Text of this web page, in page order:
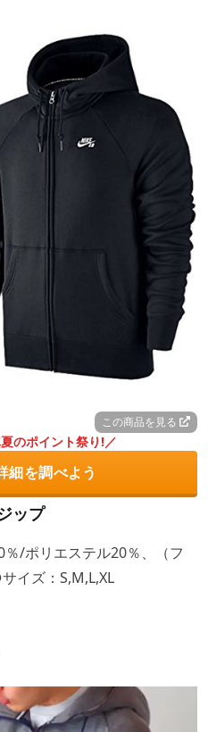
この商品を見る
のポイント祭り!／
を調べよう
ップ
/ポリエステル20％、（フ
イズ：S,M,L,XL